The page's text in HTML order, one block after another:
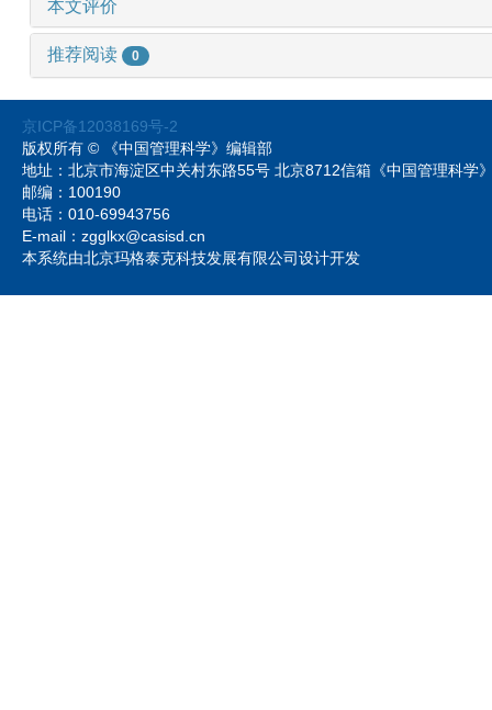
本文评价
推荐阅读 0
京ICP备12038169号-2
版权所有 © 《中国管理科学》编辑部
地址：北京市海淀区中关村东路55号 北京8712信箱《中国管理科
邮编：100190
电话：010-69943756
E-mail：zgglkx@casisd.cn
本系统由北京玛格泰克科技发展有限公司设计开发